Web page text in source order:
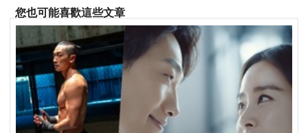
您也可能喜歡這些文章